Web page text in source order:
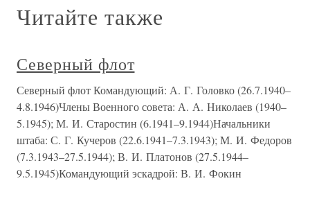
Читайте также
Северный флот
Северный флот Командующий: А. Г. Головко (26.7.1940–
4.8.1946)Члены Военного совета: А. А. Николаев (1940–
5.1945); М. И. Старостин (6.1941–9.1944)Начальники
штаба: С. Г. Кучеров (22.6.1941–7.3.1943); М. И. Федоров
(7.3.1943–27.5.1944); В. И. Платонов (27.5.1944–
9.5.1945)Командующий эскадрой: В. И. Фокин